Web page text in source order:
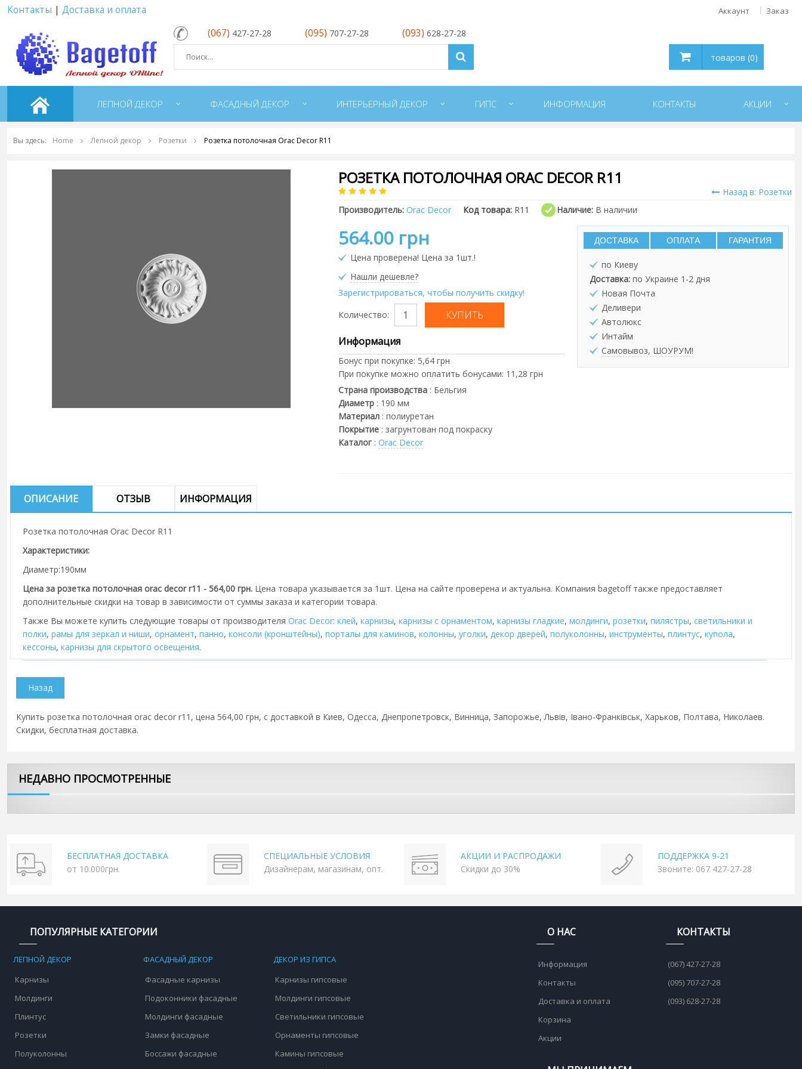
Контакты | Доставка и оплата Аккаунт Заказ
(067) 427-27-28 (095) 707-27-28 (093) 628-27-28
товаров (0)
ЛЕПНОЙ ДЕКОР ФАСАДНЫЙ ДЕКОР ИНТЕРЬЕРНЫЙ ДЕКОР ГИПС ИНФОРМАЦИЯ КОНТАКТЫ АКЦИИ
Вы здесь: Home Лепной декор Розетки Розетка потолочная Orac Decor R11
РОЗЕТКА ПОТОЛОЧНАЯ ORAC DECOR R11
Назад в: Розетки
Производитель: Orac Decor Код товара: R11 Наличие: В наличии
564.00 грн
Цена проверена! Цена за 1шт.!
Нашли дешевле?
Зарегистрироваться, чтобы получить скидку!
Количество:
Информация
Бонус при покупке: 5,64 грн
При покупке можно оплатить бонусами: 11,28 грн
Страна производства: Бельгия
Диаметр: 190 мм
Материал: полиуретан
Покрытие: загрунтован под покраску
Каталог: Orac Decor
ДОСТАВКА ОПЛАТА ГАРАНТИЯ
по Киеву
Доставка: по Украине 1-2 дня
Новая Почта
Деливери
Автолюкс
Интайм
Самовывоз, ШОУРУМ!
ОПИСАНИЕ ОТЗЫВ ИНФОРМАЦИЯ
Розетка потолочная Orac Decor R11
Характеристики:
Диаметр:190мм
Цена за розетка потолочная orac decor r11 - 564,00 грн. Цена товара указывается за 1шт. Цена на сайте проверена и актуальна. Компания bagetoff также предоставляет
дополнительные скидки на товар в зависимости от суммы заказа и категории товара.
Также Вы можете купить следующие товары от производителя Orac Decor: клей, карнизы, карнизы с орнаментом, карнизы гладкие, молдинги, розетки, пилястры, cветильники и
полки, рамы для зеркал и ниши, орнамент, панно, консоли (кронштейны), порталы для каминов, колонны, уголки, декор дверей, полуколонны, инструменты, плинтус, купола,
кессоны, карнизы для скрытого освещения.
Купить розетка потолочная orac decor r11, цена 564,00 грн, с доставкой в Киев, Одесса, Днепропетровск, Винница, Запорожье, Львів, Івано-Франківськ, Харьков, Полтава, Николаев.
Скидки, бесплатная доставка.
НЕДАВНО ПРОСМОТРЕННЫЕ
БЕСПЛАТНАЯ ДОСТАВКА
от 10.000грн.
СПЕЦИАЛЬНЫЕ УСЛОВИЯ
Дизайнерам, магазинам, опт.
АКЦИИ И РАСПРОДАЖИ
Скидки до 30%
ПОДДЕРЖКА 9-21
Звоните: 067 427-27-28
ПОПУЛЯРНЫЕ КАТЕГОРИИ
ЛЕПНОЙ ДЕКОР
Карнизы
Молдинги
Плинтус
Розетки
Полуколонны
ФАСАДНЫЙ ДЕКОР
Фасадные карнизы
Подоконники фасадные
Молдинги фасадные
Замки фасадные
Боссажи фасадные
ДЕКОР ИЗ ГИПСА
Карнизы гипсовые
Молдинги гипсовые
Светильники гипсовые
Орнаменты гипсовые
Камины гипсовые
О НАС
Информация
Контакты
Доставка и оплата
Корзина
Акции
КОНТАКТЫ
(067) 427-27-28
(095) 707-27-28
(093) 628-27-28